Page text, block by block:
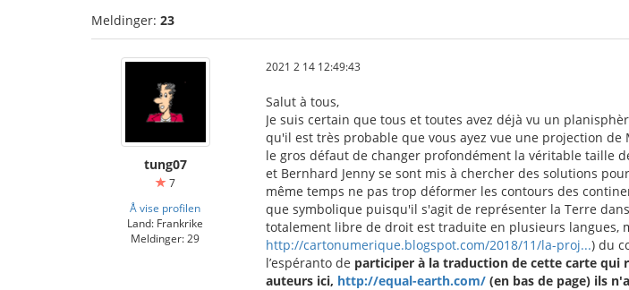
Meldinger: 23
tung07
7
Å vise profilen
Land: Frankrike
Meldinger: 29
2021 2 14 12:49:43
Salut à tous,
Je suis certain que tous et toutes avez déjà vu un
qu'il est très probable que vous ayez vue une projection
le gros défaut de changer profondément la véritable taille
et Bernhard Jenny se sont mis à chercher des solutions
même temps ne pas trop déformer les contours des
que symbolique puisqu'il s'agit de représenter la Terre
totalement libre de droit est traduite en plusieurs langues,
http://cartonumerique.blogspot.com/2018/11/la-proj...) du
l’espéranto de participer à la traduction de cette carte qui
auteurs ici, http://equal-earth.com/ (en bas de page) ils